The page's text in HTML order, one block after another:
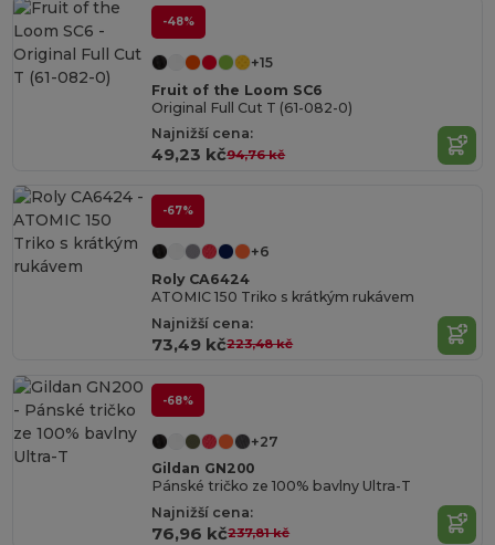
-48%
+15
Fruit of the Loom SC6
Original Full Cut T (61-082-0)
Najnižší cena:
49,23 kč94,76 kč
-67%
+6
Roly CA6424
ATOMIC 150 Triko s krátkým rukávem
Najnižší cena:
73,49 kč223,48 kč
-68%
+27
Gildan GN200
Pánské tričko ze 100% bavlny Ultra-T
Najnižší cena:
76,96 kč237,81 kč